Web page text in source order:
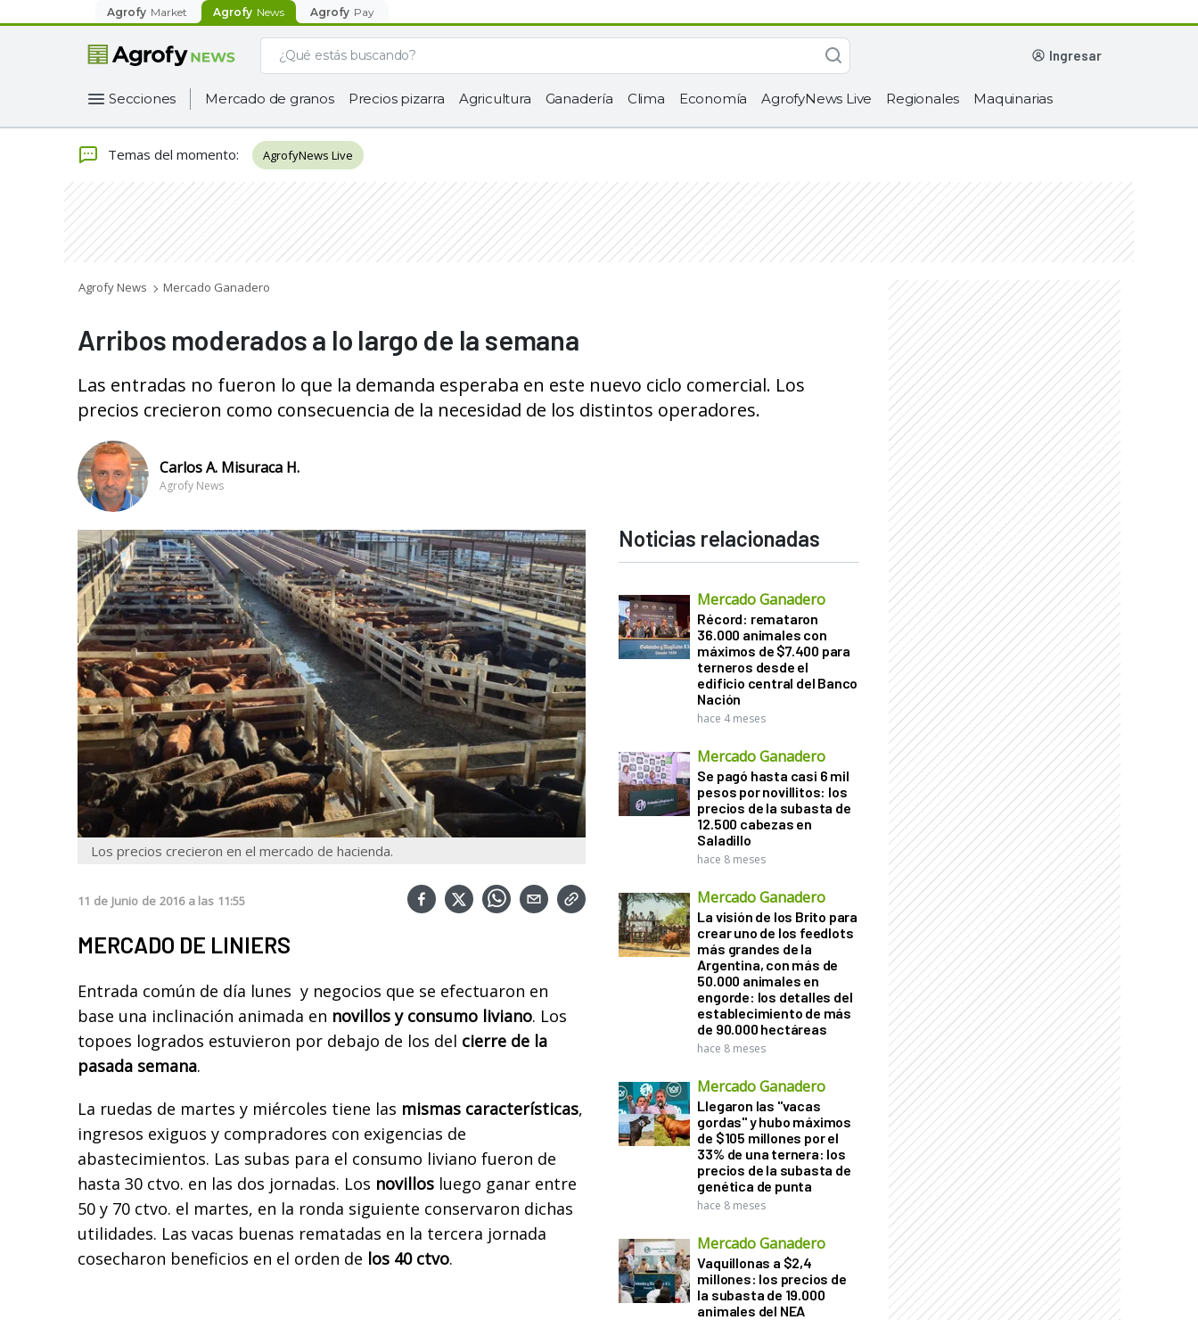
Agrofy Market Agrofy News Agrofy Pay
ingresar
Secciones Mercado de granos Precios pizarra Agricultura Ganadería Clima Economía AgrofyNews Live Regionales Maquinarias
Temas del momento: AgrofyNews Live
Agrofy News Mercado Ganadero
Arribos moderados a lo largo de la semana
Las entradas no fueron lo que la demanda esperaba en este nuevo ciclo comercial. Los
precios crecieron como consecuencia de la necesidad de los distintos operadores.
Carlos A. Misuraca H.
Agrofy News
Los precios crecieron en el mercado de hacienda.
11 de Junio de 2016 a las 11:55
MERCADO DE LINIERS
Entrada común de día lunes y negocios que se efectuaron en
base una inclinación animada en novillos y consumo liviano. Los
topoes logrados estuvieron por debajo de los del cierre de la
pasada semana.
La ruedas de martes y miércoles tiene las mismas características,
ingresos exiguos y compradores con exigencias de
abastecimientos. Las subas para el consumo liviano fueron de
hasta 30 ctvo. en las dos jornadas. Los novillos luego ganar entre
50 y 70 ctvo. el martes, en la ronda siguiente conservaron dichas
utilidades. Las vacas buenas rematadas en la tercera jornada
cosecharon beneficios en el orden de los 40 ctvo.
Noticias relacionadas
Mercado Ganadero
Récord: remataron
36.000 animales con
máximos de $7.400 para
terneros desde el
edificio central del Banco
Nación
hace 4 meses
Mercado Ganadero
Se pagó hasta casi 6 mil
pesos por novillitos: los
precios de la subasta de
12.500 cabezas en
Saladillo
hace 8 meses
Mercado Ganadero
La visión de los Brito para
crear uno de los feedlots
más grandes de la
Argentina, con más de
50.000 animales en
engorde: los detalles del
establecimiento de más
de 90.000 hectáreas
hace 8 meses
Mercado Ganadero
Llegaron las "vacas
gordas" y hubo máximos
de $105 millones por el
33% de una ternera: los
precios de la subasta de
genética de punta
hace 8 meses
Mercado Ganadero
Vaquillonas a $2,4
millones: los precios de
la subasta de 19.000
animales del NEA